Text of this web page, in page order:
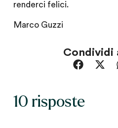
renderci felici.
Marco Guzzi
Condividi
10 risposte